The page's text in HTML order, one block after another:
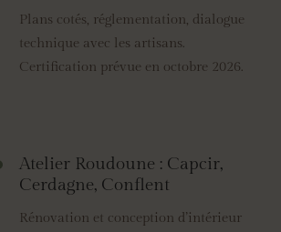
Plans cotés, réglementation, dialogue
technique avec les artisans.
Certification prévue en octobre 2026.
Atelier Roudoune : Capcir,
Cerdagne, Conflent
Rénovation et conception d’intérieur